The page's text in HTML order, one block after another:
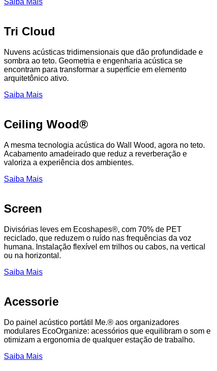
Saiba Mais
Tri Cloud
Nuvens acústicas tridimensionais que dão profundidade e
sombra ao teto. Geometria e engenharia acústica se
encontram para transformar a superfície em elemento
arquitetônico ativo.
Saiba Mais
Ceiling Wood®
A mesma tecnologia acústica do Wall Wood, agora no teto.
Acabamento amadeirado que reduz a reverberação e
valoriza a experiência dos ambientes.
Saiba Mais
Screen
Divisórias leves em Ecoshapes®, com 70% de PET
reciclado, que reduzem o ruído nas frequências da voz
humana. Instalação flexível em trilhos ou cabos, na vertical
ou na horizontal.
Saiba Mais
Acessorie
Do painel acústico portátil Me.® aos organizadores
modulares EcoOrganize: acessórios que equilibram o som e
otimizam a ergonomia de qualquer estação de trabalho.
Saiba Mais